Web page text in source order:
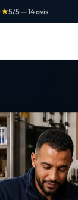
5/5 — 14 avis